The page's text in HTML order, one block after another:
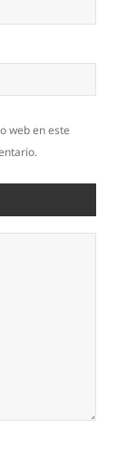
web en este